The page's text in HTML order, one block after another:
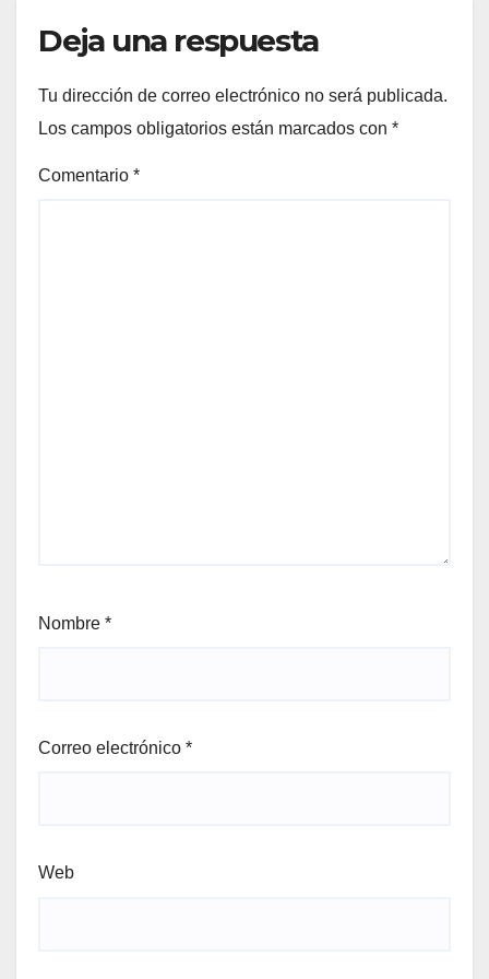
Deja una respuesta
Tu dirección de correo electrónico no será publicada.
Los campos obligatorios están marcados con *
Comentario *
Nombre *
Correo electrónico *
Web